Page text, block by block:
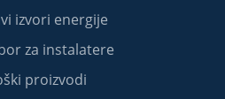
izvori energije
za instalatere
proizvodi